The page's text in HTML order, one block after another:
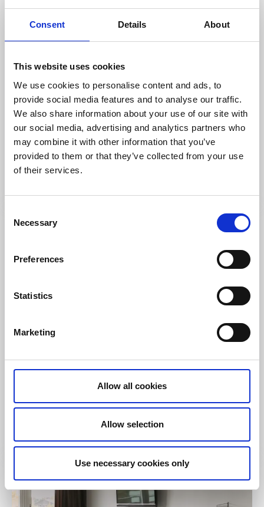
Consent Details About
This website uses cookies
We use cookies to personalise content and ads, to
provide social media features and to analyse our traffic.
We also share information about your use of our site with
our social media, advertising and analytics partners who
may combine it with other information that you’ve
provided to them or that they’ve collected from your use
of their services.
Selection
Necessary
Preferences
Statistics
Marketing
Allow all cookies
Allow selection
Use necessary cookies only
Stugor och stugbyar Aktiviteter
Otterbergets Bad & Camping
Hova
4.2★★★ ★☆ (642)
Naturnära boende intill sandstrand
Ribbingsfors Herrgård
4.5★★★★★ (74)
Historiskt herrgårdsboende med modern komfort